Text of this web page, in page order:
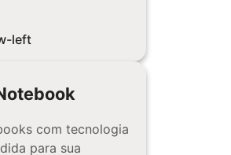
com tecnologia
para sua